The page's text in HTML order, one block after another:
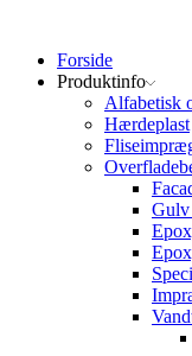
Forside
Produktinfo
Alfabetisk
Hærdeplast
Gulv